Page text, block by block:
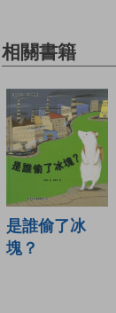
相關書籍
是誰偷了冰
塊？